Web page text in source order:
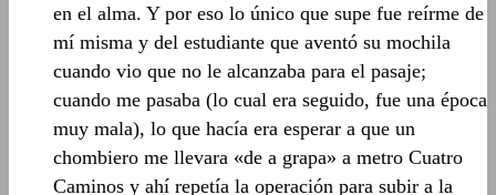
en el alma. Y por eso lo único que supe fue reírme de
mí misma y del estudiante que aventó su mochila
cuando vio que no le alcanzaba para el pasaje;
cuando me pasaba (lo cual era seguido, fue una época
muy mala), lo que hacía era esperar a que un
chombiero me llevara «de a grapa» a metro Cuatro
Caminos y ahí repetía la operación para subir a la